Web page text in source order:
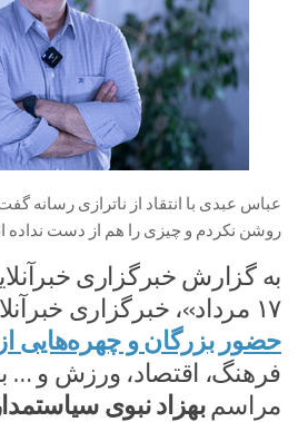
روشن نکردم و چیزی را هم از دست نداده
به گزارش خبرگزاری
۱۷ مرداد»، خبرگزاری خبرآنلاین
حضور بزرگان و چهره‌هایی
فرهنگ، اقتصاد، ورزش و …
مراسمبهزاد نبوی